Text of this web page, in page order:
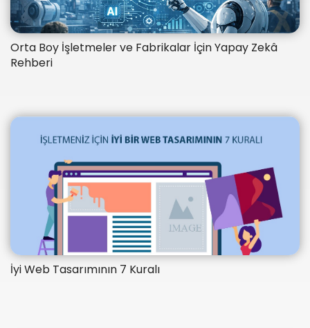
Orta Boy İşletmeler ve Fabrikalar İçin Yapay Zekâ
Rehberi
İyi Web Tasarımının 7 Kuralı